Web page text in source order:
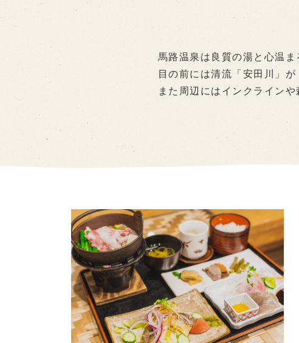
馬路温泉は良質の湯と心温ま
目の前には清流「安田川」
また周辺にはインクライン